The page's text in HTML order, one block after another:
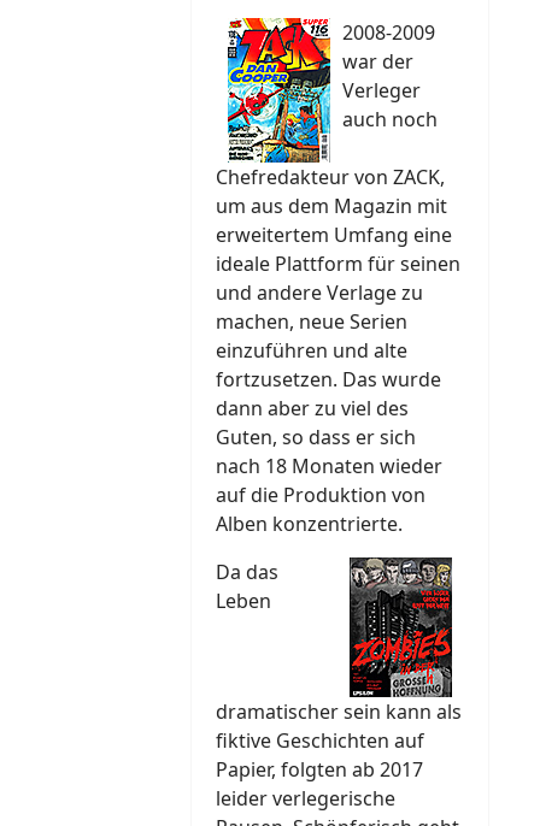
2008-2009
war der
Verleger
auch noch
Chefredakteur von ZACK,
um aus dem Magazin mit
erweitertem Umfang eine
ideale Plattform für seinen
und andere Verlage zu
machen, neue Serien
einzuführen und alte
fortzusetzen. Das wurde
dann aber zu viel des
Guten, so dass er sich
nach 18 Monaten wieder
auf die Produktion von
Alben konzentrierte.
Da das
Leben
dramatischer sein kann als
fiktive Geschichten auf
Papier, folgten ab 2017
leider verlegerische